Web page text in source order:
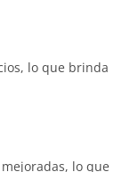
lo que brinda
lo que